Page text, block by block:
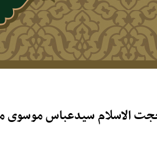
الاسلام سیدعباس موسوی مطلق